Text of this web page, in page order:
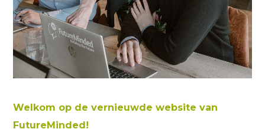
Welkom op de vernieuwde website van
FutureMinded!